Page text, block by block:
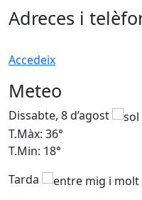
Adreces i
Accedeix
Meteo
Dissabte, 8 d’agost
T.Màx: 36°
T.Min: 18°
Tarda